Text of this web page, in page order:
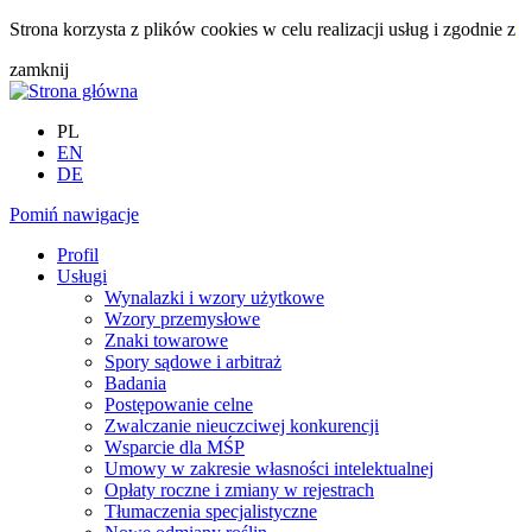
Strona korzysta z plików cookies w celu realizacji usług i zgodnie z
zamknij
PL
EN
DE
Pomiń nawigacje
Profil
Usługi
Wynalazki i wzory użytkowe
Wzory przemysłowe
Znaki towarowe
Spory sądowe i arbitraż
Badania
Postępowanie celne
Zwalczanie nieuczciwej konkurencji
Wsparcie dla MŚP
Umowy w zakresie własności intelektualnej
Opłaty roczne i zmiany w rejestrach
Tłumaczenia specjalistyczne